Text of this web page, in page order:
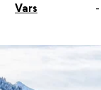
Vars
-